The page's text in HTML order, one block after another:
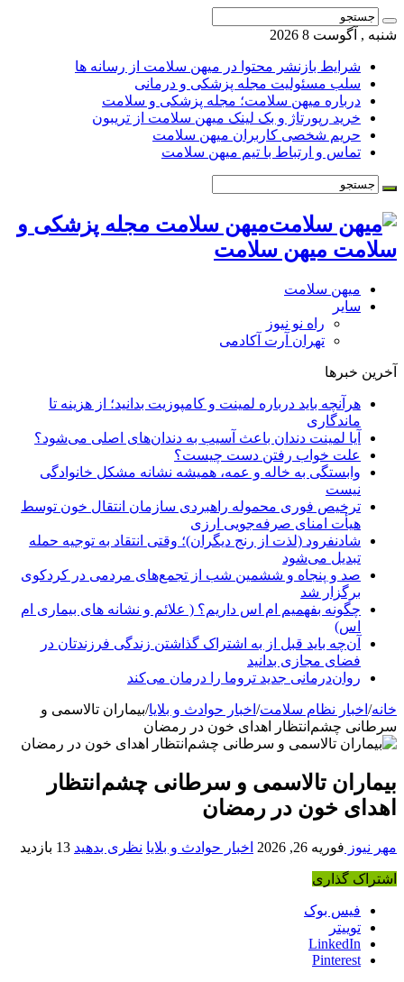
شنبه , آگوست 8 2026
شرایط بازنشر محتوا در میهن سلامت از رسانه ها
سلب مسئولیت مجله پزشکی و درمانی
درباره میهن سلامت؛ مجله پزشکی و سلامت
خرید رپورتاژ و بک لینک میهن سلامت از تریبون
حریم شخصی کاربران میهن سلامت
تماس و ارتباط با تیم میهن سلامت
میهن سلامت مجله پزشکی و
سلامت میهن سلامت
میهن سلامت
سایر
راه نو نیوز
تهران آرت آکادمی
آخرین خبرها
هرآنچه باید درباره لمینت و کامپوزیت بدانید؛ از هزینه تا
ماندگاری
آیا لمینت دندان باعث آسیب به دندان‌های اصلی می‌شود؟
علت خواب رفتن دست چیست؟
وابستگی به خاله و عمه، همیشه نشانه مشکل خانوادگی
نیست
ترخیص فوری محموله راهبردی سازمان انتقال خون توسط
هیأت امنای صرفه‌جویی ارزی
شادنفرود (لذت از رنج دیگران)؛ وقتی انتقاد به توجیه حمله
تبدیل می‌شود
صد و پنجاه‌ و ششمین شب از تجمع‌های مردمی در کردکوی
برگزار شد
چگونه بفهمیم ام اس داریم؟ ( علائم و نشانه های بیماری ام
اس)
آن‌چه باید قبل از به اشتراک گذاشتن زندگی فرزندتان در
فضای مجازی بدانید
روان‌درمانی جدید تروما را درمان می‌کند
خانه/ اخبار نظام سلامت/ اخبار حوادث و بلایا/بیماران تالاسمی و
سرطانی چشم‌انتظار اهدای خون در رمضان
بیماران تالاسمی و سرطانی چشم‌انتظار
اهدای خون در رمضان
مهر نیوز فوریه 26, 2026 اخبار حوادث و بلایا نظری بدهید 13 بازدید
اشتراک گذاری
فیس بوک
توییتر
LinkedIn
Pinterest